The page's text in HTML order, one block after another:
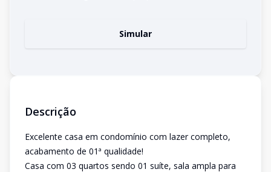
Simular
Descrição
Excelente casa em condomínio com lazer completo,
acabamento de 01ª qualidade!
Casa com 03 quartos sendo 01 suíte, sala ampla para